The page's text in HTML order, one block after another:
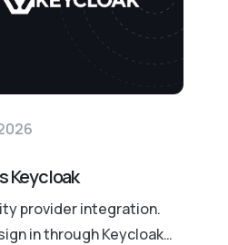
Keycloak
provider integration.
in through Keycloak